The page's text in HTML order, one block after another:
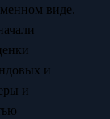
виде.
и
и